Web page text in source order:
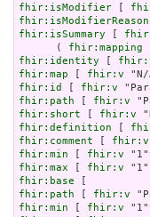
fhir:isModifier [
fhir:isModifierReason
fhir:isSummary [
      (
fhir:mapping
fhir:identity [
fhir:map [ fhir:v
fhir:id
[ fhir:v
fhir:path [ fhir:v
fhir:short [ fhir:v
fhir:definition [
fhir:comment [ fhir:v
fhir:min [ fhir:v
fhir:max [ fhir:v
fhir:base
fhir:path [ fhir:v
fhir:min [ fhir:v